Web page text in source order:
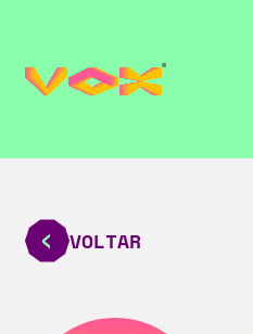
VOLTAR